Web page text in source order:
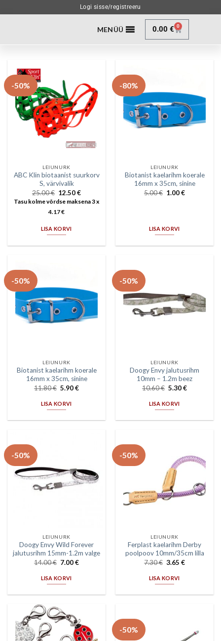
Logi sisse/registreeru
MENÜÜ 0.00€ 0
-50%
LEIUNURK
ABC Klin biotaanist suurkorv
S, värvivalik
25.00€ 12.50€
Tasu kolme võrdse maksena 3 x
4.17€
LISA KORVI
-80%
LEIUNURK
Biotanist kaelarihm koerale
16mm x 35cm, sinine
5.00€ 1.00€
LISA KORVI
-50%
LEIUNURK
Biotanist kaelarihm koerale
16mm x 35cm, sinine
11.80€ 5.90€
LISA KORVI
-50%
LEIUNURK
Doogy Envy jalutusrihm
10mm – 1.2m beez
10.60€ 5.30€
LISA KORVI
-50%
LEIUNURK
Doogy Envy Wild Forever
jalutusrihm 15mm-1.2m valge
14.00€ 7.00€
LISA KORVI
-50%
LEIUNURK
Ferplast kaelarihm Derby
poolpoov 10mm/35cm lilla
7.30€ 3.65€
LISA KORVI
-50%